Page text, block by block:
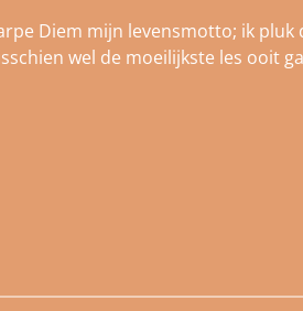
Diem mijn levensmotto; ik
wel de moeilijkste les ooit